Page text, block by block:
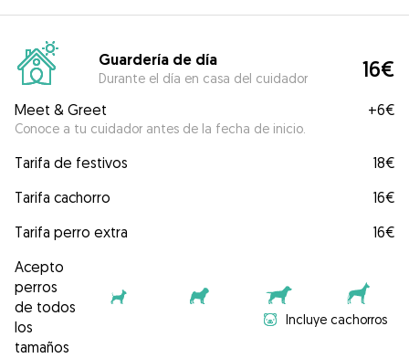
Guardería de día
Durante el día en casa del cuidador 16€
Meet & Greet
Conoce a tu cuidador antes de la fecha de inicio.
+6€
Tarifa de festivos
18€
Tarifa cachorro
16€
Tarifa perro extra
16€
Acepto
perros
de todos
los
tamaños
Incluye cachorros